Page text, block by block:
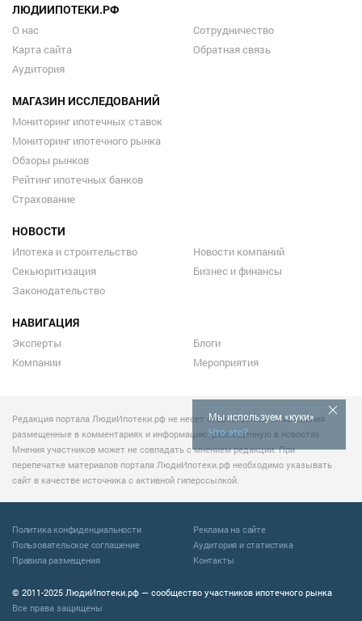
Мы используем «куки»
Что это?
ЛЮДИИПОТЕКИ.РФ
О нас
Карта сайта
Аудитория
Сотрудничество
Обратная связь
МАГАЗИН ИССЛЕДОВАНИЙ
Мониторинг ипотечных ставок
Мониторинг ипотечного рынка
Обзоры рынков
Рейтинг ипотечных банков
Страхование
НОВОСТИ
Ипотека и строительство
Секьюритизация
Законодательство
Новости компаний
Бизнес и финансы
НАВИГАЦИЯ
Эксперты
Компании
Блоги
Мероприятия
Редакция портала ЛюдиИпотеки.рф не несет ответственности за мнения
размещенные в комментариях и информацию, размещенную в новостях.
Мнения участников может не совпадать с мнением редакции. При
перепечатке материалов портала ЛюдиИпотеки.рф необходимо указывать
сайт в качестве источника с активной гиперссылкой.
© 2011-2025 ЛюдиИпотеки.рф — сообщество участников ипотечного рынка
Все права защищены
Политика конфиденциальности
Пользовательское соглашение
Правила размещения
Реклама на сайте
Аудитория и статистика
Контакты